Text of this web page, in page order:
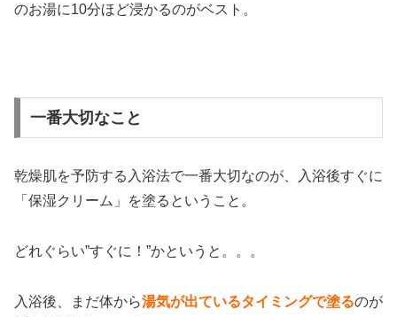
のお湯に10分ほど浸かるのがベスト。
一番大切なこと
乾燥肌を予防する入浴法で一番大切なのが、入浴後すぐに
「保湿クリーム」を塗るということ。
どれぐらい”すぐに！”かというと。。。
入浴後、まだ体から湯気が出ているタイミングで塗るのが